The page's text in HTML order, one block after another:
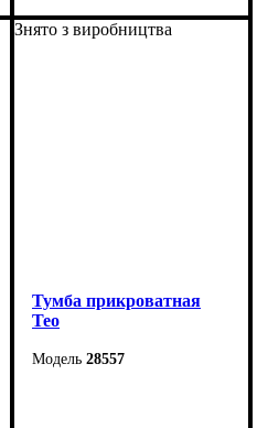
Высота: 24,5 см
Глубина: 30 см
Знято з виробництва
Тумба прикроватная
Тео
28557